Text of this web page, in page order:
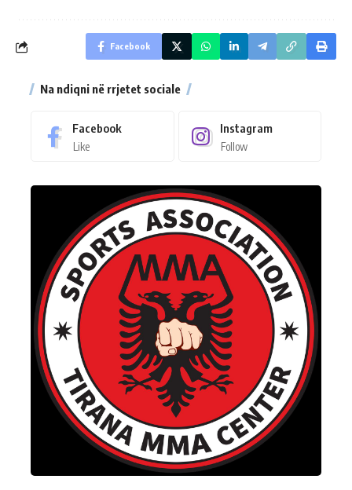
Facebook
Na ndiqni në rrjetet sociale
Facebook
Like
Instagram
Follow